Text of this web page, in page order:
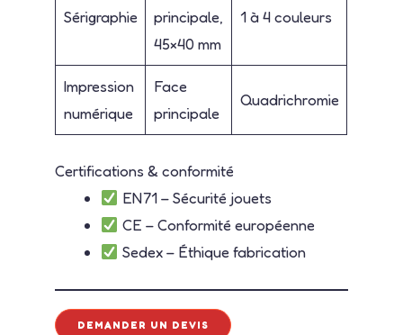
Sérigraphie
principale,
45×40 mm
1 à 4 couleurs
Impression
numérique
Face
principale
Quadrichromie
Certifications & conformité
EN71 – Sécurité jouets
CE – Conformité européenne
Sedex – Éthique fabrication
DEMANDER UN DEVIS